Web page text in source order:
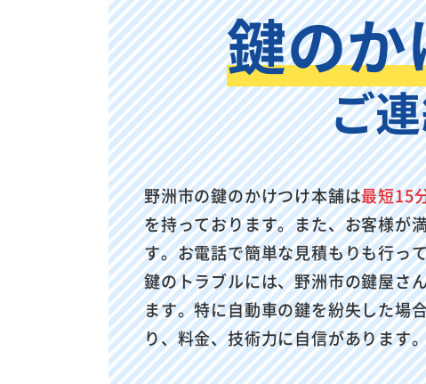
鍵の
ご
野洲市の鍵のかけつけ本舗は最短15
を持っております。また、お客様が
す。お電話で簡単な見積もりも行っ
鍵のトラブルには、野洲市の鍵屋さ
ます。特に自動車の鍵を紛失した場
り、料金、技術力に自信があります